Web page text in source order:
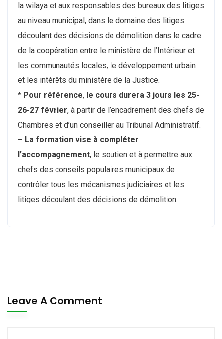
la wilaya et aux responsables des bureaux des litiges
au niveau municipal, dans le domaine des litiges
découlant des décisions de démolition dans le cadre
de la coopération entre le ministère de l’Intérieur et
les communautés locales, le développement urbain
et les intérêts du ministère de la Justice.
* Pour référence, le cours durera 3 jours les 25-
26-27 février, à partir de l’encadrement des chefs de
Chambres et d’un conseiller au Tribunal Administratif.
– La formation vise à compléter
l’accompagnement, le soutien et à permettre aux
chefs des conseils populaires municipaux de
contrôler tous les mécanismes judiciaires et les
litiges découlant des décisions de démolition.
Leave A Comment